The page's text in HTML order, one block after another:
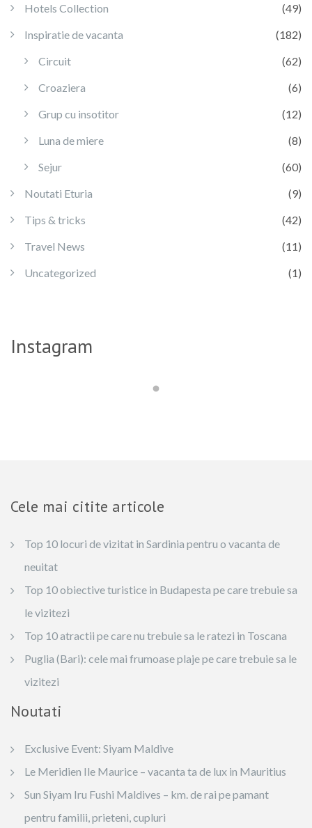
Hotels Collection
(49)
Inspiratie de vacanta
(182)
Circuit
(62)
Croaziera
(6)
Grup cu insotitor
(12)
Luna de miere
(8)
Sejur
(60)
Noutati Eturia
(9)
Tips & tricks
(42)
Travel News
(11)
Uncategorized
(1)
Instagram
Cele mai citite articole
Top 10 locuri de vizitat in Sardinia pentru o vacanta de
neuitat
Top 10 obiective turistice in Budapesta pe care trebuie sa
le vizitezi
Top 10 atractii pe care nu trebuie sa le ratezi in Toscana
Puglia (Bari): cele mai frumoase plaje pe care trebuie sa le
vizitezi
Noutati
Exclusive Event: Siyam Maldive
Le Meridien Ile Maurice – vacanta ta de lux in Mauritius
Sun Siyam Iru Fushi Maldives – km. de rai pe pamant
pentru familii, prieteni, cupluri